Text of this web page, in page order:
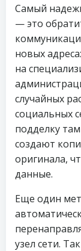
Самый
— это
новых
на
случайных
социальных
подделку
создают
оригинала,
данные.
Еще один
узел сети.